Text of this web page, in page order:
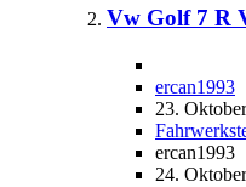
Vw Golf 7 R
ercan1993
23.
ercan1993
24.